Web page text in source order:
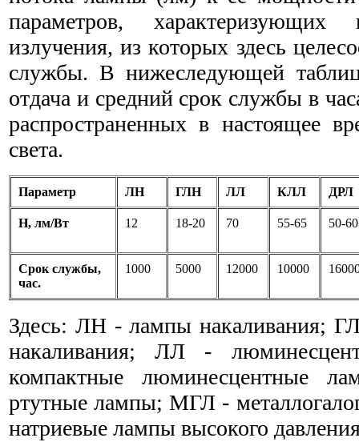
параметров, характеризующих
излучения, из которых здесь
службы. В нижеследующей
отдача и средний срок службы в
распространенных в настоящее
света.
Параметр ЛН ГЛН ЛЛ КЛЛ ДРЛ
Н, лм/Вт 12 18-20 70 55-65 50-60
Срок службы,
час.
1000 5000 12000 10000
Здесь: ЛН - лампы накаливания;
накаливания; ЛЛ -
компактные люминесцентные
ртутные лампы; МГЛ -
натриевые лампы высокого